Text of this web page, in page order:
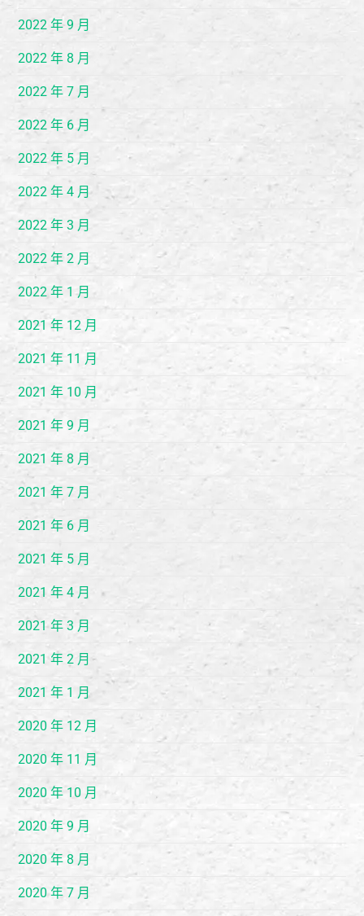
2022 年 9 月
2022 年 8 月
2022 年 7 月
2022 年 6 月
2022 年 5 月
2022 年 4 月
2022 年 3 月
2022 年 2 月
2022 年 1 月
2021 年 12 月
2021 年 11 月
2021 年 10 月
2021 年 9 月
2021 年 8 月
2021 年 7 月
2021 年 6 月
2021 年 5 月
2021 年 4 月
2021 年 3 月
2021 年 2 月
2021 年 1 月
2020 年 12 月
2020 年 11 月
2020 年 10 月
2020 年 9 月
2020 年 8 月
2020 年 7 月